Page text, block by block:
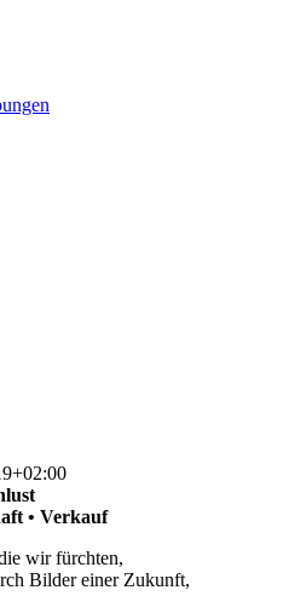
• Verkauf
wir fürchten,
Bilder einer Zukunft,